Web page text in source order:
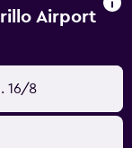
para las
de toallas y
limpieza una vez
Airport
16/8